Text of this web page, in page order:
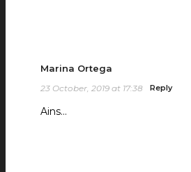
Marina Ortega
23 October, 2019 at 17:38 Reply
Ains…